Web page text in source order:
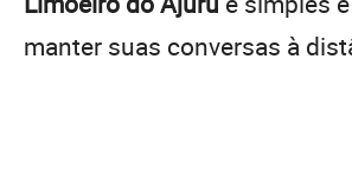
manter suas conversas à